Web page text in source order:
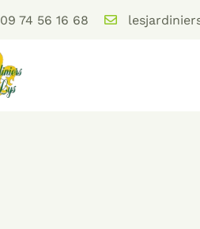
09 74 56 16 68